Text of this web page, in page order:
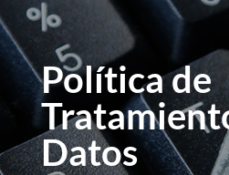
Política de
Datos